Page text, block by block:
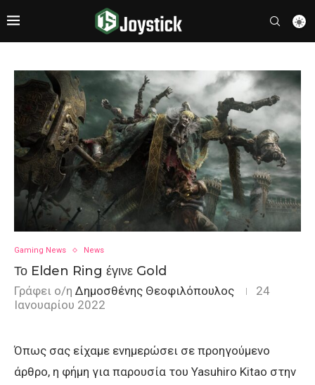
Gaming News News
Το Elden Ring έγινε Gold
Γράφει ο/η Δημοσθένης Θεοφιλόπουλος
24
Ιανουαρίου 2022
Όπως σας είχαμε ενημερώσει σε προηγούμενο
άρθρο, η φήμη για παρουσία του Yasuhiro Kitao στην